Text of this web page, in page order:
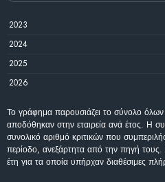
2023
2024
2025
2026
Το γράφημα παρουσιάζει το σύνολο
αποδόθηκαν στην εταιρεία ανά έτος. Η
συνολικό αριθμό κριτικών που
περίοδο, ανεξάρτητα από την πηγή τους.
έτη για τα οποία υπήρχαν διαθέσιμες